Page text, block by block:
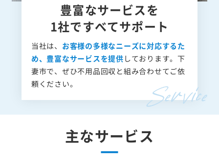
豊富なサービスを
1社ですべてサポート
当社は、 お客様の多様なニーズに対応するた
め、豊富なサービスを提供しております。下
妻市で、ぜひ不用品回収と組み合わせてご依
頼ください。
主なサービス